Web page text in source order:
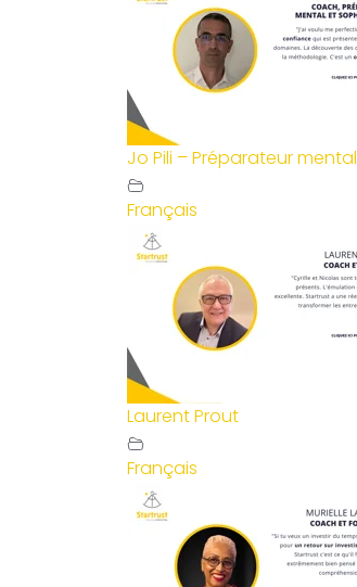
Jo Pili – Préparateur mental
Français
Laurent Prout
Français